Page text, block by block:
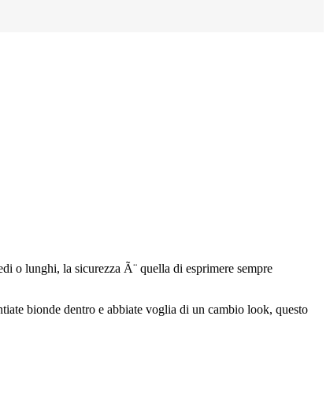
o lunghi, la sicurezza Ã¨ quella di esprimere sempre
bionde dentro e abbiate voglia di un cambio look, questo